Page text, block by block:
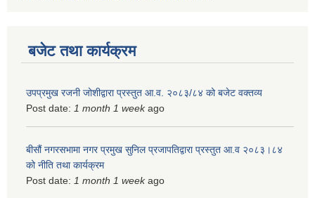
बजेट तथा कार्यक्रम
उपप्रमुख रजनी जोशीद्वारा प्रस्तुत आ.व. २०८३/८४ को बजेट वक्तव्य
Post date: 1 month 1 weekago
बीसौं नगरसभामा नगर प्रमुख सुनिल प्रजापतिद्वारा प्रस्तुत आ.व‍ २०८३।८४
को नीति तथा कार्यक्रम
Post date: 1 month 1 weekago